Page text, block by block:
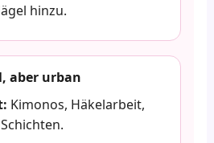
hinzu.
aber urban
Kimonos, Häkelarbeit,